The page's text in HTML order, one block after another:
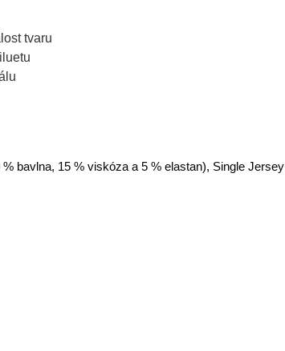
tvaru
bavlna, 15 % viskóza a 5 % elastan), Single Jersey